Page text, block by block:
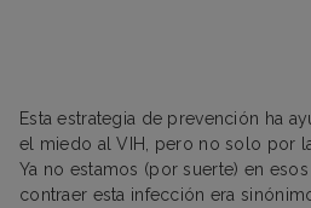
Esta estrategia de prevención ha
el miedo al VIH, pero no solo por
Ya no estamos (por suerte) en
contraer esta infección era